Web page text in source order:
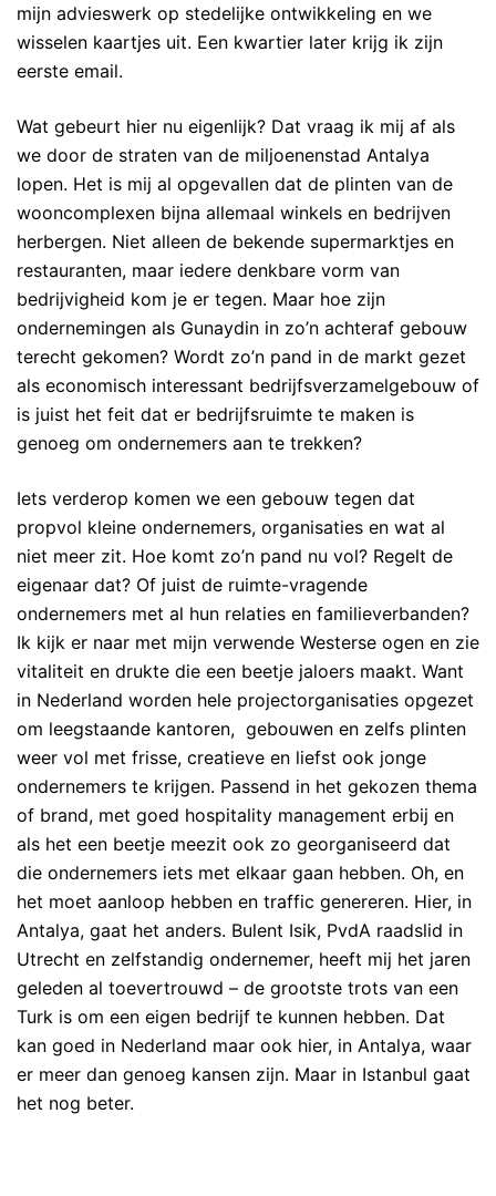
mijn advieswerk op stedelijke ontwikkeling en we
wisselen kaartjes uit. Een kwartier later krijg ik zijn
eerste email.
Wat gebeurt hier nu eigenlijk? Dat vraag ik mij af als
we door de straten van de miljoenenstad Antalya
lopen. Het is mij al opgevallen dat de plinten van de
wooncomplexen bijna allemaal winkels en bedrijven
herbergen. Niet alleen de bekende supermarktjes en
restauranten, maar iedere denkbare vorm van
bedrijvigheid kom je er tegen. Maar hoe zijn
ondernemingen als Gunaydin in zo’n achteraf gebouw
terecht gekomen? Wordt zo’n pand in de markt gezet
als economisch interessant bedrijfsverzamelgebouw of
is juist het feit dat er bedrijfsruimte te maken is
genoeg om ondernemers aan te trekken?
Iets verderop komen we een gebouw tegen dat
propvol kleine ondernemers, organisaties en wat al
niet meer zit. Hoe komt zo’n pand nu vol? Regelt de
eigenaar dat? Of juist de ruimte-vragende
ondernemers met al hun relaties en familieverbanden?
Ik kijk er naar met mijn verwende Westerse ogen en zie
vitaliteit en drukte die een beetje jaloers maakt. Want
in Nederland worden hele projectorganisaties opgezet
om leegstaande kantoren, gebouwen en zelfs plinten
weer vol met frisse, creatieve en liefst ook jonge
ondernemers te krijgen. Passend in het gekozen thema
of brand, met goed hospitality management erbij en
als het een beetje meezit ook zo georganiseerd dat
die ondernemers iets met elkaar gaan hebben. Oh, en
het moet aanloop hebben en traffic genereren. Hier, in
Antalya, gaat het anders. Bulent Isik, PvdA raadslid in
Utrecht en zelfstandig ondernemer, heeft mij het jaren
geleden al toevertrouwd – de grootste trots van een
Turk is om een eigen bedrijf te kunnen hebben. Dat
kan goed in Nederland maar ook hier, in Antalya, waar
er meer dan genoeg kansen zijn. Maar in Istanbul gaat
het nog beter.